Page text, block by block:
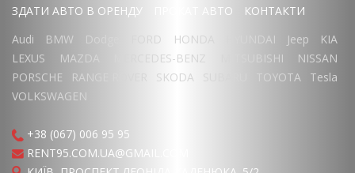
ЗДАТИ АВТО В ОРЕНДУ
ПРОКАТ АВТО
КОНТАКТИ
Audi
BMW Dodge FORD HONDA HYUNDAI Jeep
KIA
LEXUS
MAZDA MERCEDES-BENZ MITSUBISHI
NISSAN
PORSCHE
RANGE ROVER SKODA TOYOTA
Tesla
VOLKSWAGEN
+38 (067) 006 95 95
RENT95.COM.UA@GMAIL.COM